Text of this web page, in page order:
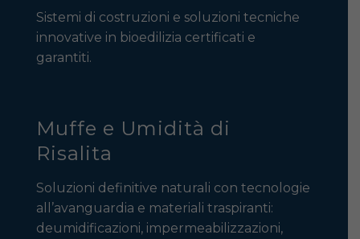
Sistemi di costruzioni e soluzioni tecniche
innovative in bioedilizia certificati e
garantiti.
Muffe e Umidità di
Risalita
Soluzioni definitive naturali con tecnologie
all’avanguardia e materiali traspiranti:
deumidificazioni, impermeabilizzazioni,